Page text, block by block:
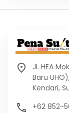
Jl. HEA
Baru
Kendari,
+62 852-